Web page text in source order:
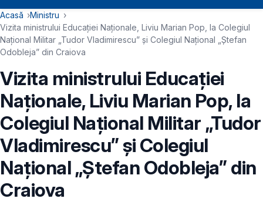
Navigație principală
Cale de navigare
Acasă
Ministru
Vizita ministrului Educaţiei Naţionale, Liviu Marian Pop, la Colegiul
Național Militar „Tudor Vladimirescu” și Colegiul Național „Ștefan
Odobleja” din Craiova
Vizita ministrului Educaţiei
Naţionale, Liviu Marian Pop, la
Colegiul Național Militar „Tudor
Vladimirescu” și Colegiul
Național „Ștefan Odobleja” din
Craiova